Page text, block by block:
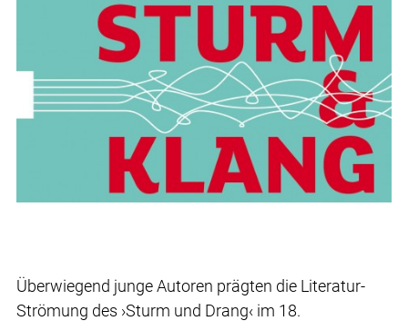
Überwiegend junge Autoren prägten die Literatur-
Strömung des ›Sturm und Drang‹ im 18.